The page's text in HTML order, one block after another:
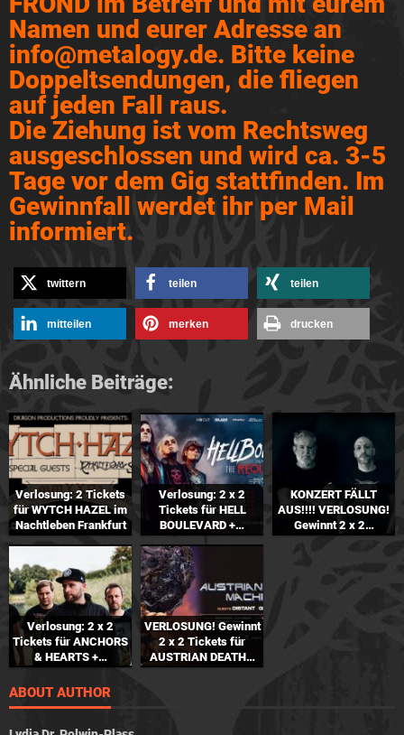
Namen und eurer Adresse an
info@metalogy.de. Bitte keine
Doppeltsendungen, die fliegen
auf jeden Fall raus.
Die Ziehung ist vom Rechtsweg
ausgeschlossen und wird ca. 3-5
Tage vor dem Gig stattfinden. Im
Gewinnfall werdet ihr per Mail
informiert.
twittern teilen teilen
mitteilen merken drucken
Ähnliche Beiträge:
Verlosung: 2 Tickets
für WYTCH HAZEL im
Nachtleben Frankfurt
Verlosung: 2 x 2
Tickets für HELL
BOULEVARD +…
KONZERT FÄLLT
AUS!!!! VERLOSUNG!
Gewinnt 2 x 2…
Verlosung: 2 x 2
Tickets für ANCHORS
& HEARTS +…
VERLOSUNG! Gewinnt
2 x 2 Tickets für
AUSTRIAN DEATH…
ABOUT AUTHOR